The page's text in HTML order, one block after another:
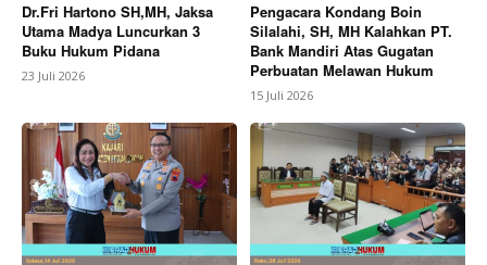
Dr.Fri Hartono SH,MH, Jaksa
Utama Madya Luncurkan 3
Buku Hukum Pidana
23 Juli 2026
Pengacara Kondang Boin
Silalahi, SH, MH Kalahkan PT.
Bank Mandiri Atas Gugatan
Perbuatan Melawan Hukum
15 Juli 2026